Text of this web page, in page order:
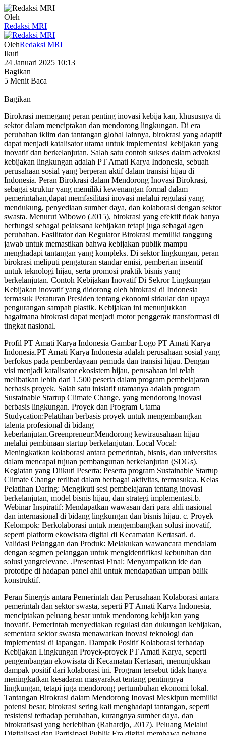
Oleh
Redaksi MRI
OlehRedaksi MRI
Ikuti
24 Januari 2025 10:13
Bagikan
5 Menit Baca
Bagikan
Birokrasi memegang peran penting inovasi kebija kan, khususnya di
sektor dalam menciptakan dan mendorong lingkungan. Di era
perubahan iklim dan tantangan global lainnya, birokrasi yang adaptif
dapat menjadi katalisator utama untuk implementasi kebijakan yang
inovatif dan berkelanjutan. Salah satu contoh sukses dalam advokasi
kebijakan lingkungan adalah PT Amati Karya Indonesia, sebuah
perusahaan sosial yang berperan aktif dalam transisi hijau di
Indonesia. Peran Birokrasi dalam Mendorong Inovasi Birokrasi,
sebagai struktur yang memiliki kewenangan formal dalam
pemerintahan,dapat memfasilitasi inovasi melalui regulasi yang
mendukung, penyediaan sumber daya, dan kolaborasi dengan sektor
swasta. Menurut Wibowo (2015), birokrasi yang efektif tidak hanya
berfungsi sebagai pelaksana kebijakan tetapi juga sebagai agen
perubahan. Fasilitator dan Regulator Birokrasi memiliki tanggung
jawab untuk memastikan bahwa kebijakan publik mampu
menghadapi tantangan yang kompleks. Di sektor lingkungan, peran
birokrasi meliputi pengaturan standar emisi, pemberian insentif
untuk teknologi hijau, serta promosi praktik bisnis yang
berkelanjutan. Contoh Kebijakan Inovatif Di Sekror Lingkungan
Kebijakan inovatif yang didorong oleh birokrasi di Indonesia
termasuk Peraturan Presiden tentang ekonomi sirkular dan upaya
pengurangan sampah plastik. Kebijakan ini menunjukkan
bagaimana birokrasi dapat menjadi motor penggerak transformasi di
tingkat nasional.
Profil PT Amati Karya Indonesia Gambar Logo PT Amati Karya
Indonesia.PT Amati Karya Indonesia adalah perusahaan sosial yang
berfokus pada pemberdayaan pemuda dan transisi hijau. Dengan
visi menjadi katalisator ekosistem hijau, perusahaan ini telah
melibatkan lebih dari 1.500 peserta dalam program pembelajaran
berbasis proyek. Salah satu inisiatif utamanya adalah program
Sustainable Startup Climate Change, yang mendorong inovasi
berbasis lingkungan. Proyek dan Program Utama
Studycation:Pelatihan berbasis proyek untuk mengembangkan
talenta profesional di bidang
keberlanjutan.Greenpreneur:Mendorong kewirausahaan hijau
melalui pembinaan startup berkelanjutan. Local Vocal:
Meningkatkan kolaborasi antara pemerintah, bisnis, dan universitas
dalam mencapai tujuan pembangunan berkelanjutan (SDGs).
Kegiatan yang Diikuti Peserta: Peserta program Sustainable Startup
Climate Change terlibat dalam berbagai aktivitas, termasuk:a. Kelas
Pelatihan Daring: Mengikuti sesi pembelajaran tentang inovasi
berkelanjutan, model bisnis hijau, dan strategi implementasi.b.
Webinar Inspiratif: Mendapatkan wawasan dari para ahli nasional
dan internasional di bidang lingkungan dan bisnis hijau. c. Proyek
Kelompok: Berkolaborasi untuk mengembangkan solusi inovatif,
seperti platform ekowisata digital di Kecamatan Kertasari. d.
Validasi Pelanggan dan Produk: Melakukan wawancara mendalam
dengan segmen pelanggan untuk mengidentifikasi kebutuhan dan
solusi yangrelevane. .Presentasi Final: Menyampaikan ide dan
prototipe di hadapan panel ahli untuk mendapatkan umpan balik
konstruktif.
Peran Sinergis antara Pemerintah dan Perusahaan Kolaborasi antara
pemerintah dan sektor swasta, seperti PT Amati Karya Indonesia,
menciptakan peluang besar untuk mendorong kebijakan yang
inovatif. Pemerintah menyediakan regulasi dan dukungan kebijakan,
sementara sektor swasta menawarkan inovasi teknologi dan
implementasi di lapangan. Dampak Positif Kolaborasi terhadap
Kebijakan Lingkungan Proyek-proyek PT Amati Karya, seperti
pengembangan ekowisata di Kecamatan Kertasari, menunjukkan
dampak positif dari kolaborasi ini. Program tersebut tidak hanya
meningkatkan kesadaran masyarakat tentang pentingnya
lingkungan, tetapi juga mendorong pertumbuhan ekonomi lokal.
Tantangan Birokrasi dalam Mendorong Inovasi Meskipun memiliki
potensi besar, birokrasi sering kali menghadapi tantangan, seperti
resistensi terhadap perubahan, kurangnya sumber daya, dan
birokratisasi yang berlebihan (Rahardjo, 2017). Peluang Melalui